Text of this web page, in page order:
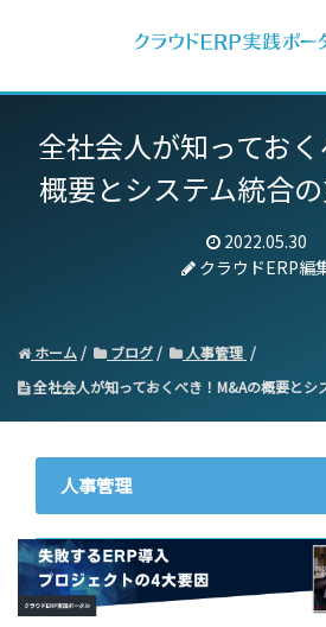
全社会人が知っておく
概要とシステム統合
2022.05.30
クラウドERP編
ホーム ブログ
人事管理
全社会人が知っておくべき！M&Aの概要とシ
人事管理
ERP
会計